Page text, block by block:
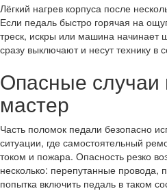
Лёгкий нагрев корпуса после
Если педаль быстро горячая на
треск, искры или машина начинает
сразу выключают и несут технику в
Опасные случаи
мастер
Часть поломок педали безопасно
ситуации, где самостоятельный
током и пожара. Опасность резко
несколько: перепутанные провода,
попытка включить педаль в таком